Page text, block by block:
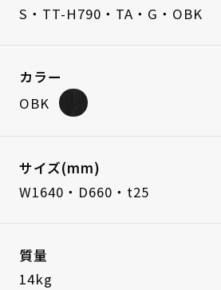
S・TT-H790・TA・G・OBK
カラー
OBK
サイズ(mm)
W1640・D660・t25
質量
14kg